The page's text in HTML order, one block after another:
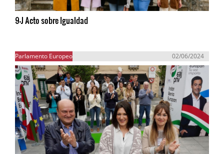
9-J Acto sobre Igualdad
Parlamento Europeo 02/06/2024